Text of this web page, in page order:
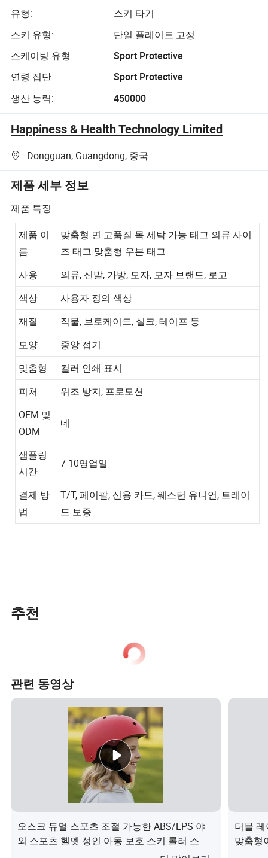
유형:
스키 타기
스키 유형:
단일 플레이트 고정
스케이팅 유형:
Sport Protective
연령 집단:
Sport Protective
생산 능력:
450000
Happiness & Health Technology Limited
Dongguan, Guangdong, 중국
제품 세부 정보
제품 특징
제품 이
름
맞춤형 면 고품질 목 세탁 가능 태그 의류 사이
즈 태그 맞춤형 우븐 태그
사용
의류, 신발, 가방, 모자, 모자 브랜드, 로고
색상
사용자 정의 색상
재질
직물, 브로케이드, 실크, 테이프 등
모양
중앙 접기
맞춤형
컬러 인쇄 표시
피처
위조 방지, 프로모션
OEM 및
ODM
네
샘플링
시간
7-10영업일
결제 방
법
T/T, 페이팔, 신용 카드, 웨스턴 유니언, 트레이
드 보증
추천
관련 동영상
오스크 듀얼 스포츠 조절 가능한 ABS/EPS 야
외 스포츠 헬멧 성인 아동 보호 스키 롤러 스케
더블
맞춤형